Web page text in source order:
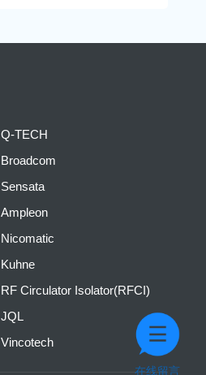
Q-TECH
Broadcom
Sensata
Ampleon
Nicomatic
Kuhne
RF Circulator Isolator(RFCI)
JQL
Vincotech
在线留言